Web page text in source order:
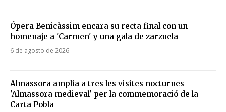
Ópera Benicàssim encara su recta final con un
homenaje a 'Carmen' y una gala de zarzuela
6 de agosto de 2026
Almassora amplia a tres les visites nocturnes
'Almassora medieval' per la commemoració de la
Carta Pobla